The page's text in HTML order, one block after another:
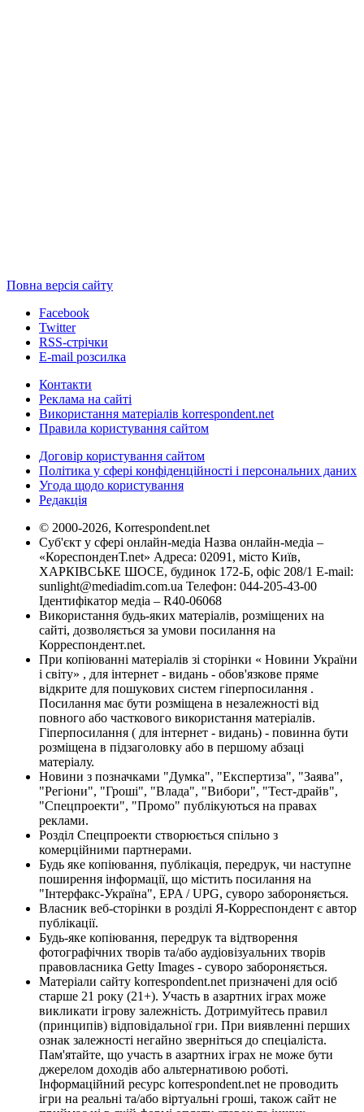
Повна версія сайту
Facebook
Twitter
RSS-стрічки
E-mail розсилка
Контакти
Реклама на сайті
Використання матеріалів korrespondent.net
Правила користування сайтом
Договір користування сайтом
Політика у сфері конфіденційності і персональних даних
Угода щодо користування
Редакція
© 2000-2026, Korrespondent.net
Суб'єкт у сфері онлайн-медіа Назва онлайн-медіа –
«КореспонденТ.net» Адреса: 02091, місто Київ,
ХАРКІВСЬКЕ ШОСЕ, будинок 172-Б, офіс 208/1 E-mail:
sunlight@mediadim.com.ua Телефон: 044-205-43-00
Ідентифікатор медіа – R40-06068
Використання будь-яких матеріалів, розміщених на
сайті, дозволяється за умови посилання на
Корреспондент.net.
При копіюванні матеріалів зі сторінки « Новини України
і світу» , для інтернет - видань - обов'язкове пряме
відкрите для пошукових систем гіперпосилання .
Посилання має бути розміщена в незалежності від
повного або часткового використання матеріалів.
Гіперпосилання ( для інтернет - видань) - повинна бути
розміщена в підзаголовку або в першому абзаці
матеріалу.
Новини з позначками "Думка", "Експертиза", "Заява",
"Регіони", "Гроші", "Влада", "Вибори", "Тест-драйв",
"Спецпроекти", "Промо" публікуються на правах
реклами.
Розділ Спецпроекти створюється спільно з
комерційними партнерами.
Будь яке копіювання, публікація, передрук, чи наступне
поширення інформації, що містить посилання на
"Інтерфакс-Україна", EPA / UPG, суворо забороняється.
Власник веб-сторінки в розділі Я-Корреспондент є автор
публікації.
Будь-яке копіювання, передрук та відтворення
фотографічних творів та/або аудіовізуальних творів
правовласника Getty Images - суворо забороняється.
Матеріали сайту korrespondent.net призначені для осіб
старше 21 року (21+). Участь в азартних іграх може
викликати ігрову залежність. Дотримуйтесь правил
(принципів) відповідальної гри. При виявленні перших
ознак залежності негайно зверніться до спеціаліста.
Пам'ятайте, що участь в азартних іграх не може бути
джерелом доходів або альтернативою роботі.
Інформаційний ресурс korrespondent.net не проводить
ігри на реальні та/або віртуальні гроші, також сайт не